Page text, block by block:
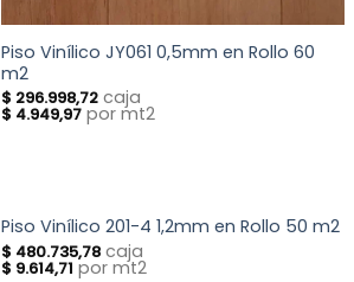
Piso Vinílico JY061 0,5mm en Rollo 60
m2
$ 296.998,72 caja
$ 4.949,97 por mt2
Piso Vinílico 201-4 1,2mm en Rollo 50 m2
$ 480.735,78 caja
$ 9.614,71 por mt2